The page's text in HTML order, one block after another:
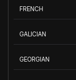
FRENCH
GALICIAN
GEORGIAN